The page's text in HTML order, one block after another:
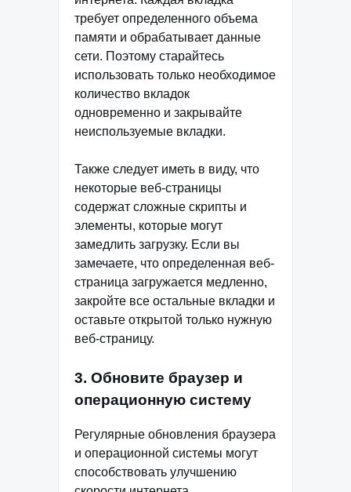
требует определенного объема
памяти и обрабатывает данные
сети. Поэтому старайтесь
использовать только необходимое
количество вкладок
одновременно и закрывайте
неиспользуемые вкладки.
Также следует иметь в виду, что
некоторые веб-страницы
содержат сложные скрипты и
элементы, которые могут
замедлить загрузку. Если вы
замечаете, что определенная веб-
страница загружается медленно,
закройте все остальные вкладки и
оставьте открытой только нужную
веб-страницу.
3. Обновите браузер и
операционную систему
Регулярные обновления браузера
и операционной системы могут
способствовать улучшению